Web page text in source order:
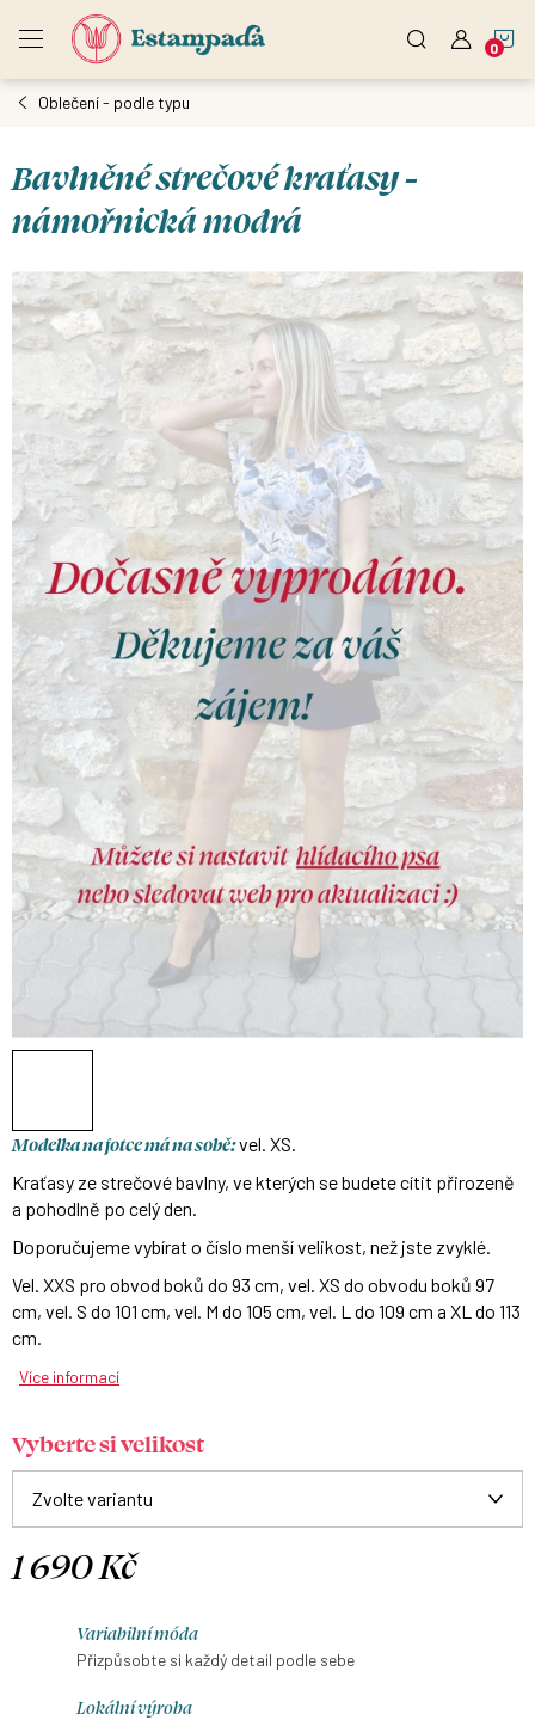
Oblečení - podle typu
Bavlněné strečové kraťasy -
námořnická modrá
Modelka na fotce má na sobě:vel. XS.
Kraťasy ze strečové bavlny, ve kterých se budete cítit přirozeně
a pohodlně po celý den.
Doporučujeme vybírat o číslo menší velikost, než jste zvyklé.
Vel. XXS pro obvod boků do 93 cm, vel. XS do obvodu boků 97
cm, vel. S do 101 cm, vel. M do 105 cm, vel. L do 109 cm a XL do 113
cm.
Více informací
Vyberte si velikost
1 690 Kč
Variabilní móda
Přizpůsobte si každý detail podle sebe
Lokální výroba